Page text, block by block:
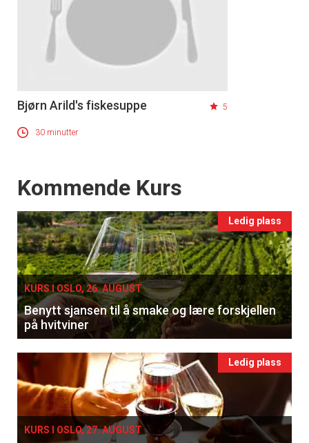
Bjørn Arild's fiskesuppe 5
30 minutter
Events
Kommende Kurs
Ledig plass
KURS I OSLO, 26. AUGUST
Benytt sjansen til å smake og lære forskjellen
på hvitviner
Ledig plass
KURS I OSLO, 27. AUGUST